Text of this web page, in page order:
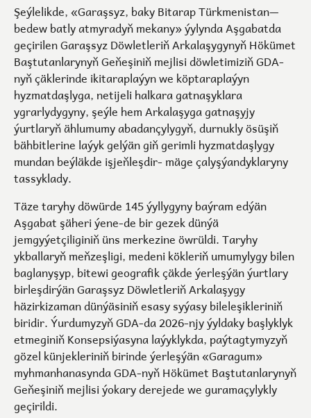
Şeýlelikde, «Garaşsyz, baky Bitarap Türkmenistan—
bedew batly atmyradyň mekany» ýylynda Aşgabatda
geçirilen Garaşsyz Döwletleriň Arkalaşygynyň Hökümet
Baştutanlarynyň Geňeşiniň mejlisi döwletimiziň GDA-
nyň çäklerinde ikitaraplaýyn we köptaraplaýyn
hyzmatdaşlyga, netijeli halkara gatnaşyklara
ygrarlydygyny, şeýle hem Arkalaşyga gatnaşyjy
ýurtlaryň ählumumy abadançylygyň, durnukly ösüşiň
bähbitlerine laýyk gelýän giň gerimli hyzmatdaşlygy
mundan beýläkde işjeňleşdir- mäge çalyşýandyklaryny
tassyklady.
Täze taryhy döwürde 145 ýyllygyny baýram edýän
Aşgabat şäheri ýene-de bir gezek dünýä
jemgyýetçiliginiň üns merkezine öwrüldi. Taryhy
ykballaryň meňzeşligi, medeni kökleriň umumylygy bilen
baglanyşyp, bitewi geografik çäkde ýerleşýän ýurtlary
birleşdirýän Garaşsyz Döwletleriň Arkalaşygy
häzirkizaman dünýäsiniň esasy syýasy bileleşikleriniň
biridir. Ýurdumyzyň GDA-da 2026-njy ýyldaky başlyklyk
etmeginiň Konsepsiýasyna laýyklykda, paýtagtymyzyň
gözel künjekleriniň birinde ýerleşýän «Garagum»
myhmanhanasynda GDA-nyň Hökümet Baştutanlarynyň
Geňeşiniň mejlisi ýokary derejede we guramaçylykly
geçirildi.